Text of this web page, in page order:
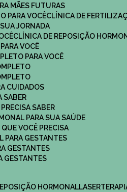
MÃES FUTURAS
PARA VOCÊ
CLÍNICA DE
JORNADA
CLÍNICA DE REPOSIÇÃO
VOCÊ
PARA VOCÊ
CUIDADOS
SABER
SABER
PARA SUA SAÚDE
VOCÊ PRECISA
PARA GESTANTES
GESTANTES
GESTANTES
REPOSIÇÃO HORMONAL